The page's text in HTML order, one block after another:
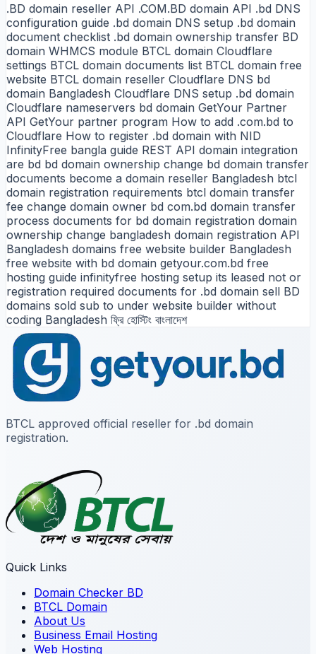
.BD domain reseller API .COM.BD domain API .bd DNS
configuration guide .bd domain DNS setup .bd domain
document checklist .bd domain ownership transfer BD
domain WHMCS module BTCL domain Cloudflare
settings BTCL domain documents list BTCL domain free
website BTCL domain reseller Cloudflare DNS bd
domain Bangladesh Cloudflare DNS setup .bd domain
Cloudflare nameservers bd domain GetYour Partner
API GetYour partner program How to add .com.bd to
Cloudflare How to register .bd domain with NID
InfinityFree bangla guide REST API domain integration
are bd bd domain ownership change bd domain transfer
documents become a domain reseller Bangladesh btcl
domain registration requirements btcl domain transfer
fee change domain owner bd com.bd domain transfer
process documents for bd domain registration domain
ownership change bangladesh domain registration API
Bangladesh domains free website builder Bangladesh
free website with bd domain getyour.com.bd free
hosting guide infinityfree hosting setup its leased not or
registration required documents for .bd domain sell BD
domains sold sub to under website builder without
coding Bangladesh ফ্রি হোস্টিং বাংলাদেশ
BTCL approved official reseller for .bd domain
registration.
Quick Links
Domain Checker BD
BTCL Domain
About Us
Business Email Hosting
Web Hosting